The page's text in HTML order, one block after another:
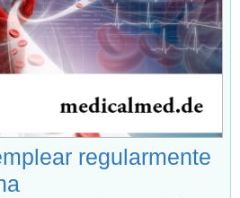
regularmente